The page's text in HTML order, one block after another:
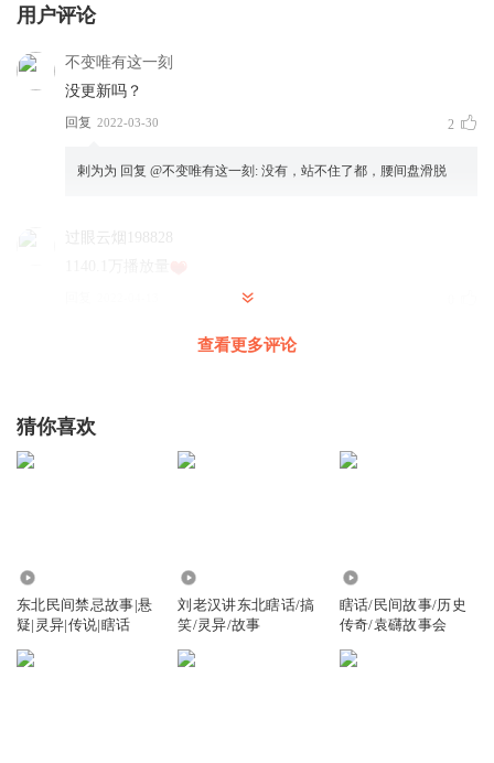
用户评论
不变唯有这一刻
没更新吗？
回复 2022-03-30 2
剌为为 回复 @不变唯有这一刻: 没有，站不住了都，腰间盘滑脱
过眼云烟198828
过眼云烟198828: 多谢支持
吴姐88
支持刺刺
查看更多评论
猜你喜欢
东北民间禁忌故事|悬
疑|灵异|传说|瞎话
刘老汉讲东北瞎话/搞
笑/灵异/故事
瞎话/民间故事/历史
传奇/袁礴故事会